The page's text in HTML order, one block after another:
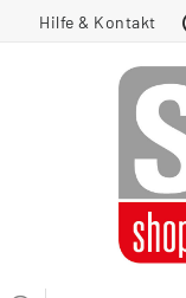
Hilfe & Kontakt